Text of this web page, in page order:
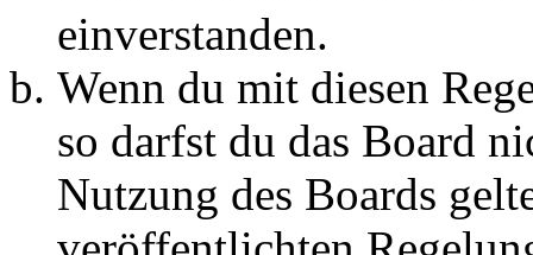
einverstanden.
Wenn du mit diesen
so darfst du das Board
Nutzung des Boards